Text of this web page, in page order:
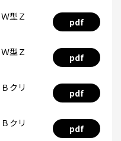
型Ｚ
pdf
型Ｚ
pdf
クリ
pdf
クリ
pdf